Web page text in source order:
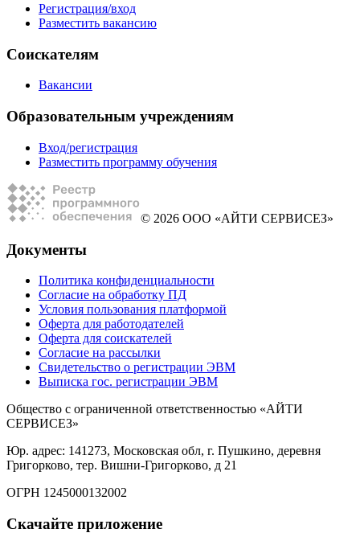
Регистрация/вход
Разместить вакансию
Соискателям
Вакансии
Образовательным учреждениям
Вход/регистрация
Разместить программу обучения
© 2026 ООО «АЙТИ СЕРВИСЕЗ»
Документы
Политика конфиденциальности
Согласие на обработку ПД
Условия пользования платформой
Оферта для работодателей
Оферта для соискателей
Согласие на рассылки
Свидетельство о регистрации ЭВМ
Выписка гос. регистрации ЭВМ
Общество с ограниченной ответственностью «АЙТИ
СЕРВИСЕЗ»
Юр. адрес: 141273, Московская обл, г. Пушкино, деревня
Григорково, тер. Вишни-Григорково, д 21
ОГРН 1245000132002
Скачайте приложение